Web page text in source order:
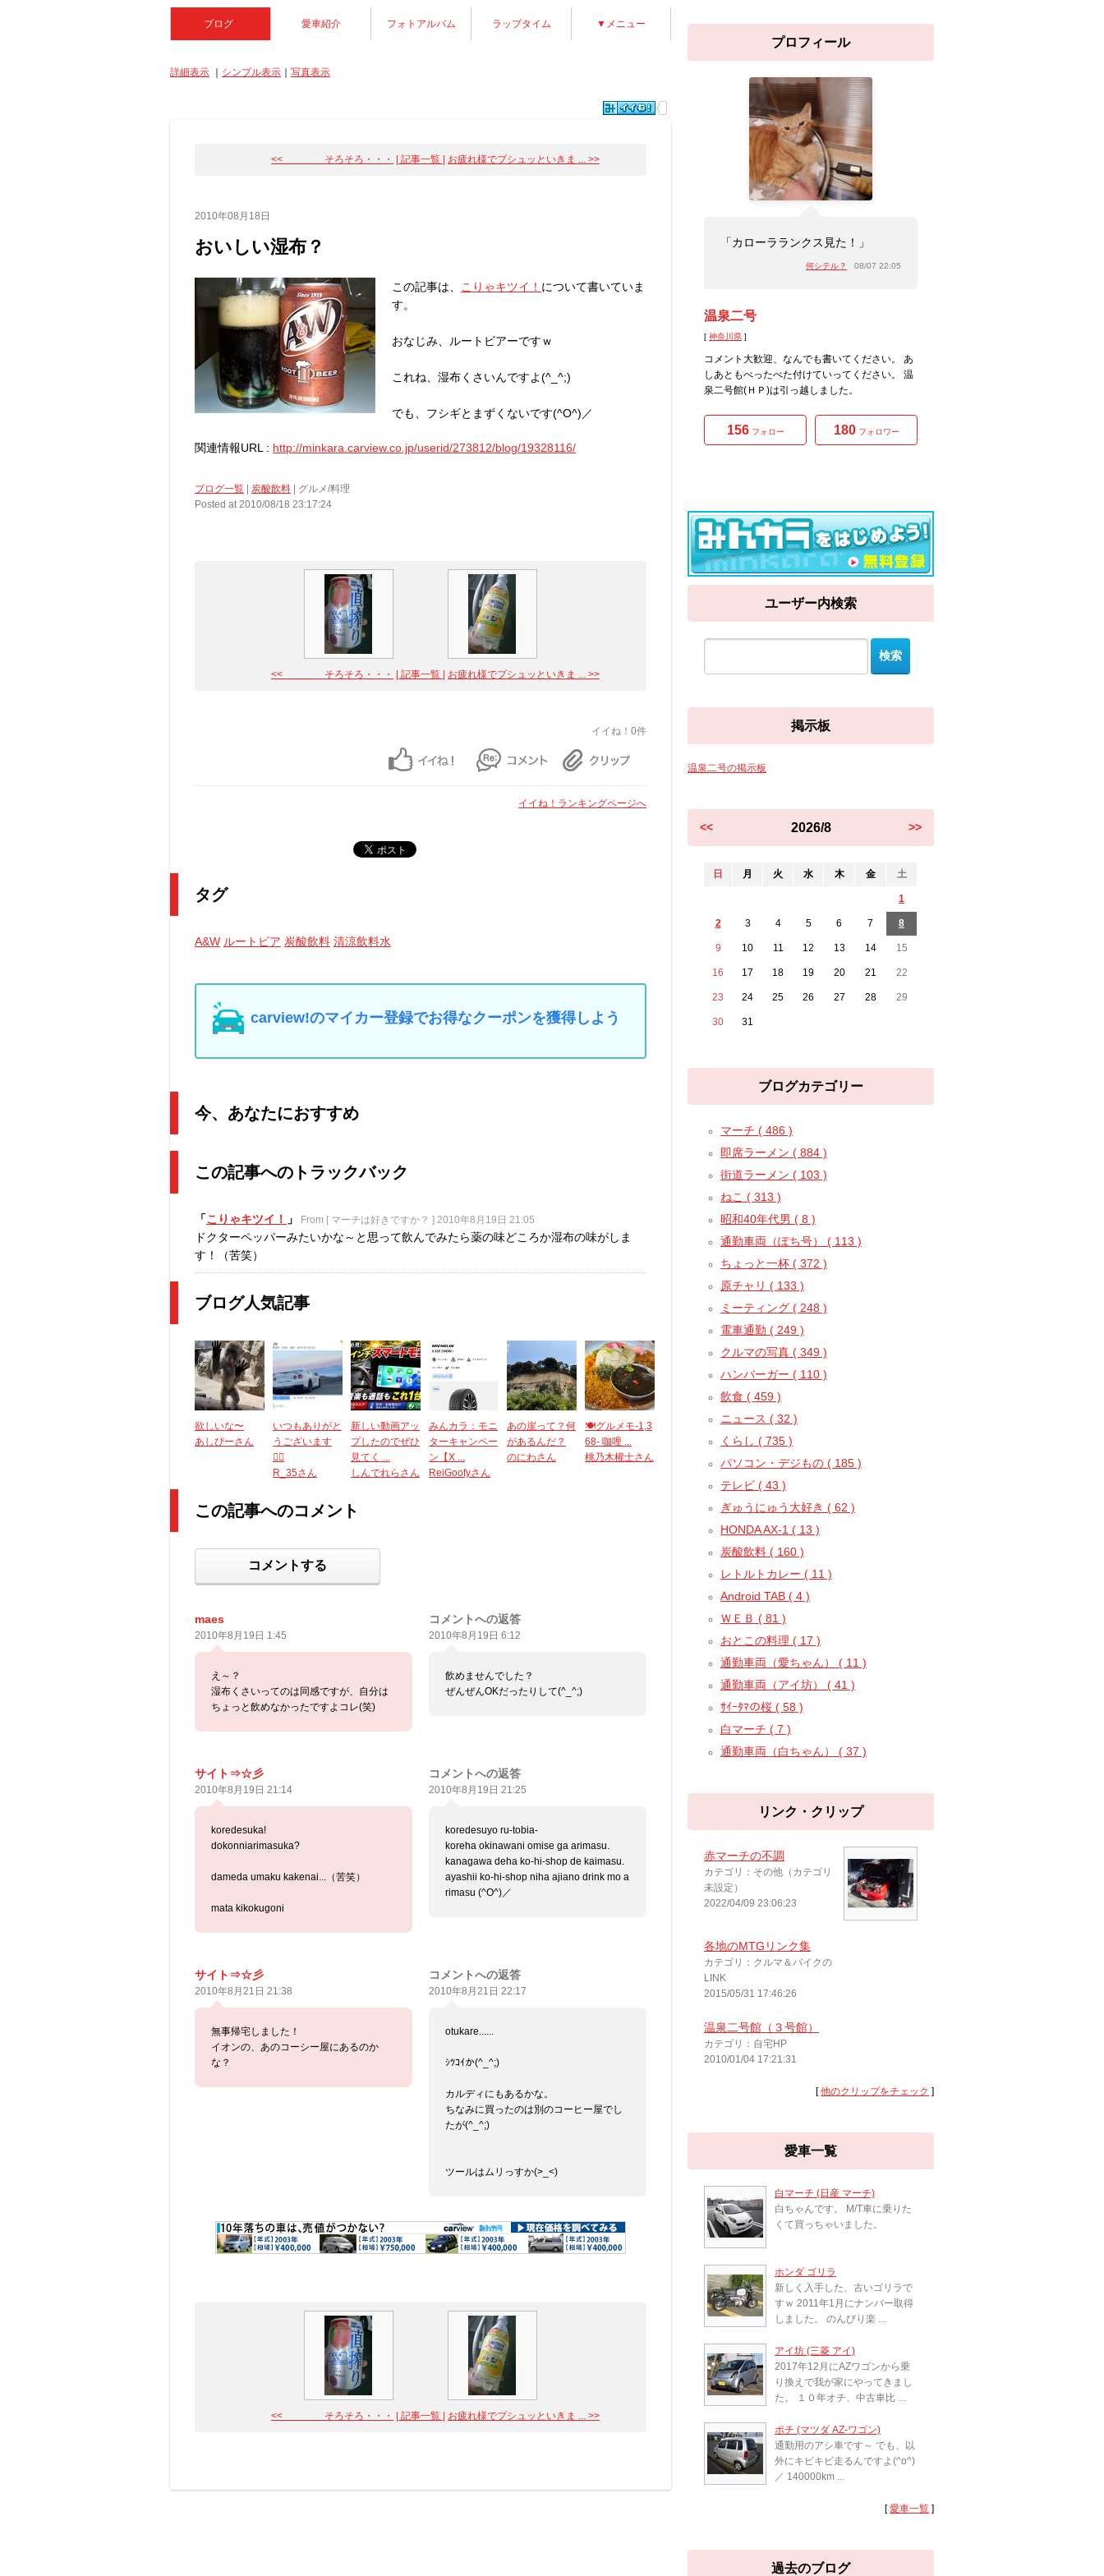
ブログ* 愛車紹介 フォトアルバム ラップタイム ▼メニュー
詳細表示 シンプル表示 写真表示
<< そろそろ・・・ | 記事一覧 | お疲れ様でプシュッといきま ... >>
2010年08月18日
おいしい湿布？
この記事は、 こりゃキツイ！ について書いていま
す。
おなじみ、ルートビアーですｗ
これね、湿布くさいんですよ(^_^;)
でも、フシギとまずくないです(^O^)／
関連情報URL : http://minkara.carview.co.jp/userid/273812/blog/19328116/
ブログ一覧 炭酸飲料 | グルメ/料理
Posted at 2010/08/18 23:17:24
<< そろそろ・・・ | 記事一覧 | お疲れ様でプシュッといきま ... >>
イイね！0件
イイね！ランキングページへ
タグ
A&W ルートビア 炭酸飲料 清涼飲料水
carview!のマイカー登録でお得なクーポンを獲得しよう
今、あなたにおすすめ
この記事へのトラックバック
「こりゃキツイ！ 」 From [ マーチは好きですか？ ] 2010年8月19日 21:05
ドクターペッパーみたいかな～と思って飲んでみたら薬の味どころか湿布の味がしま
す！（苦笑）
ブログ人気記事
欲しいな〜
あしぴーさん
いつもありがと
うございます
🙇‍♂️
R_35さん
新しい動画アッ
プしたのでぜひ
見てく ...
しんでれらさん
みんカラ：モニ
ターキャンペー
ン【X ...
ReiGoofyさん
あの崖って？何
があるんだ？
のにわさん
🍽️グルメモ-1,3
68- 咖哩 ...
桃乃木權士さん
この記事へのコメント
コメントする
maes
2010年8月19日 1:45
え～？
湿布くさいってのは同感ですが、自分は
ちょっと飲めなかったですよコレ(笑)
コメントへの返答
2010年8月19日 6:12
飲めませんでした？
ぜんぜんOKだったりして(^_^;)
サイト⇒☆彡
2010年8月19日 21:14
koredesuka!
dokonniarimasuka?
dameda umaku kakenai...（苦笑）
mata kikokugoni
コメントへの返答
2010年8月19日 21:25
koredesuyo ru-tobia-
koreha okinawani omise ga arimasu.
kanagawa deha ko-hi-shop de kaimasu.
ayashii ko-hi-shop niha ajiano drink mo a
rimasu (^O^)／
サイト⇒☆彡
2010年8月21日 21:38
無事帰宅しました！
イオンの、あのコーシー屋にあるのか
な？
コメントへの返答
2010年8月21日 22:17
otukare......
ｼﾂｺｲか(^_^;)
カルディにもあるかな。
ちなみに買ったのは別のコーヒー屋でし
たが(^_^;)
ツールはムリっすか(>_<)
<< そろそろ・・・ | 記事一覧 | お疲れ様でプシュッといきま ... >>
プロフィール
「カローラランクス見た！」
何シテル？ 08/07 22:05
温泉二号
[ 神奈川県 ]
コメント大歓迎、なんでも書いてください。 あ
しあともべったべた付けていってください。 温
泉二号館(ＨＰ)は引っ越しました。
156フォロー 180フォロワー
ユーザー内検索
掲示板
温泉二号の掲示板
<< 2026/8 >>
日 月 火 水 木 金 土
1
2 3 4 5 6 7 8
9 10 11 12 13 14 15
16 17 18 19 20 21 22
23 24 25 26 27 28 29
30 31
ブログカテゴリー
マーチ ( 486 )
即席ラーメン ( 884 )
街道ラーメン ( 103 )
ねこ ( 313 )
昭和40年代男 ( 8 )
通勤車両（ぽち号） ( 113 )
ちょっと一杯 ( 372 )
原チャリ ( 133 )
ミーティング ( 248 )
電車通勤 ( 249 )
クルマの写真 ( 349 )
ハンバーガー ( 110 )
飲食 ( 459 )
ニュース ( 32 )
くらし ( 735 )
パソコン・デジもの ( 185 )
テレビ ( 43 )
ぎゅうにゅう大好き ( 62 )
HONDA AX-1 ( 13 )
炭酸飲料 ( 160 )
レトルトカレー ( 11 )
Android TAB ( 4 )
ＷＥＢ ( 81 )
おとこの料理 ( 17 )
通勤車両（愛ちゃん） ( 11 )
通勤車両（アイ坊） ( 41 )
ｻｲｰﾀﾏの桜 ( 58 )
白マーチ ( 7 )
通勤車両（白ちゃん） ( 37 )
リンク・クリップ
赤マーチの不調
カテゴリ：その他（カテゴリ
未設定）
2022/04/09 23:06:23
各地のMTGリンク集
カテゴリ：クルマ＆バイクの
LINK
2015/05/31 17:46:26
温泉二号館（３号館）
カテゴリ：自宅HP
2010/01/04 17:21:31
[他のクリップをチェック ]
愛車一覧
白マーチ (日産 マーチ)
白ちゃんです。 M/T車に乗りた
くて買っちゃいました。
ホンダ ゴリラ
新しく入手した、古いゴリラで
すｗ 2011年1月にナンバー取得
しました。 のんびり楽 ...
アイ坊 (三菱 アイ)
2017年12月にAZワゴンから乗
り換えで我が家にやってきまし
た。 １０年オチ、中古車比 ...
ポチ (マツダ AZ-ワゴン)
通勤用のアシ車です～ でも、以
外にキビキビ走るんですよ(^o^)
／ 140000km ...
[愛車一覧 ]
過去のブログ